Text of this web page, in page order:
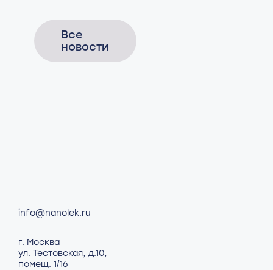
Все
новости
info@nanolek.ru
г. Москва
ул. Тестовская, д.10,
помещ. 1/16